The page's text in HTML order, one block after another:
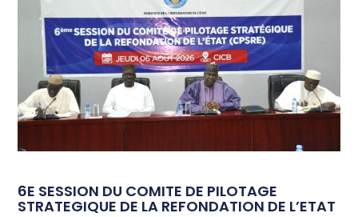
6E SESSION DU COMITE DE PILOTAGE
STRATEGIQUE DE LA REFONDATION DE L’ETAT